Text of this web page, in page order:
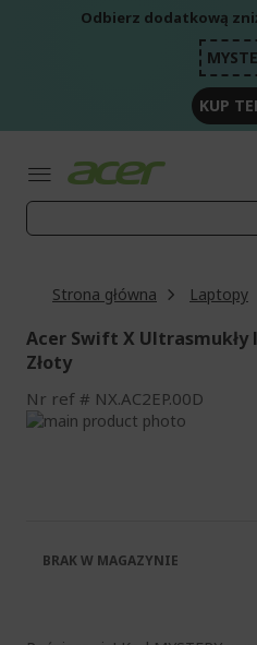
Odbierz dodatkową
KUP
Strona główna Laptopy
Acer Swift X Ultrasmukły
Złoty
Nr ref NX.AC2EP.00D
Przejdź
BRAK W MAGAZYNIE